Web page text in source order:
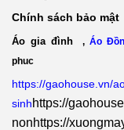
Chính sách bảo mật
Áo gia đình , Áo
phuc
https://gaohouse.vn/
sinhhttps://
nonhttps://